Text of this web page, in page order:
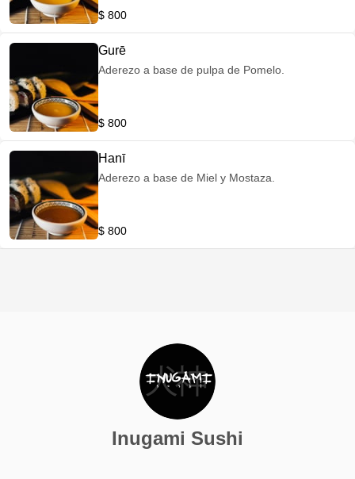
$ 800
Gurē
Aderezo a base de pulpa de Pomelo.
$ 800
Hanī
Aderezo a base de Miel y Mostaza.
$ 800
Inugami Sushi